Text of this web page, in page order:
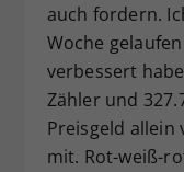
auch fordern.
Woche
verbessert
Zähler und
Preisgeld allein
mit. Rot-weiß-